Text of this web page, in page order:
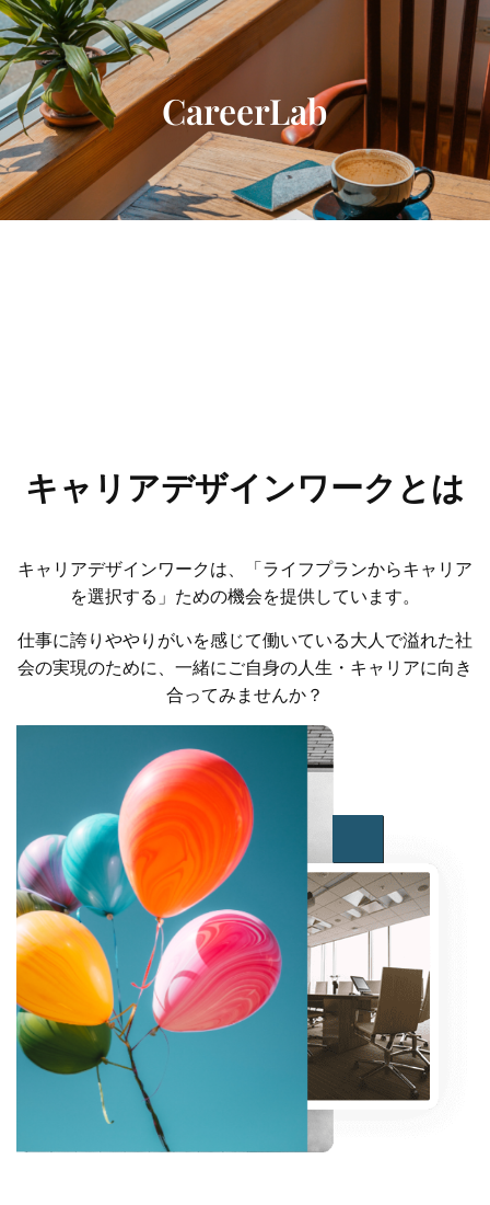
内
容
を
ス
キ
ッ
プ
CareerLab
キャリアデザインワークとは
キャリアデザインワークは、「ライフプランからキャリア
を選択する」ための機会を提供しています。
仕事に誇りややりがいを感じて働いている大人で溢れた社
会の実現のために、一緒にご自身の人生・キャリアに向き
合ってみませんか？